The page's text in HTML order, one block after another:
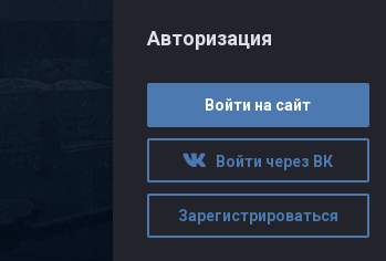
Авторизация
Войти на сайт
Войти через ВК
Зарегистрироваться